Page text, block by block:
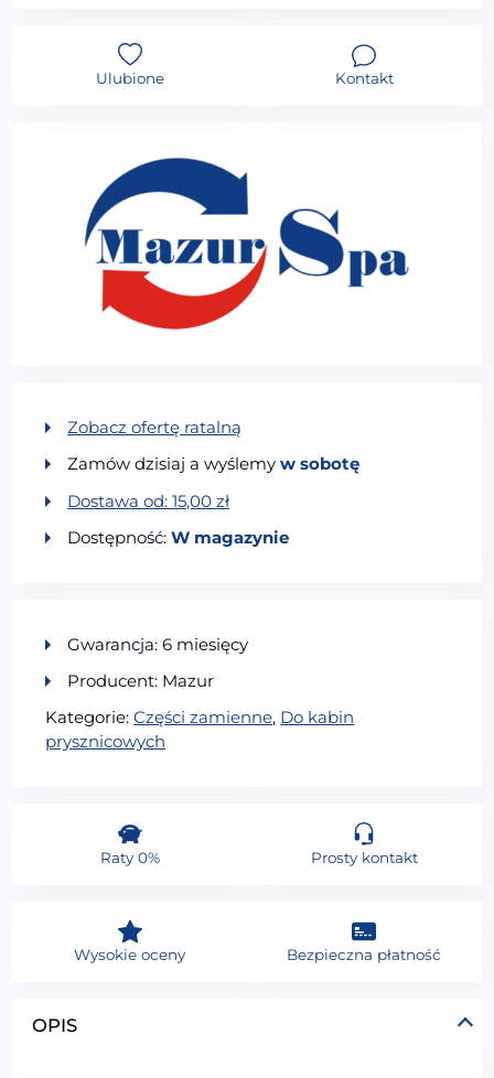
OPIS
Ulubione Kontakt
Zobacz ofertę ratalną
Zamów dzisiaj a wyślemyw sobotę
Dostawa od:15,00zł
Dostępność:W magazynie
Gwarancja: 6 miesięcy
Producent: Mazur
Kategorie:Części zamienne, Do kabin
prysznicowych
Raty 0% Prosty kontakt
Wysokie oceny Bezpieczna płatność